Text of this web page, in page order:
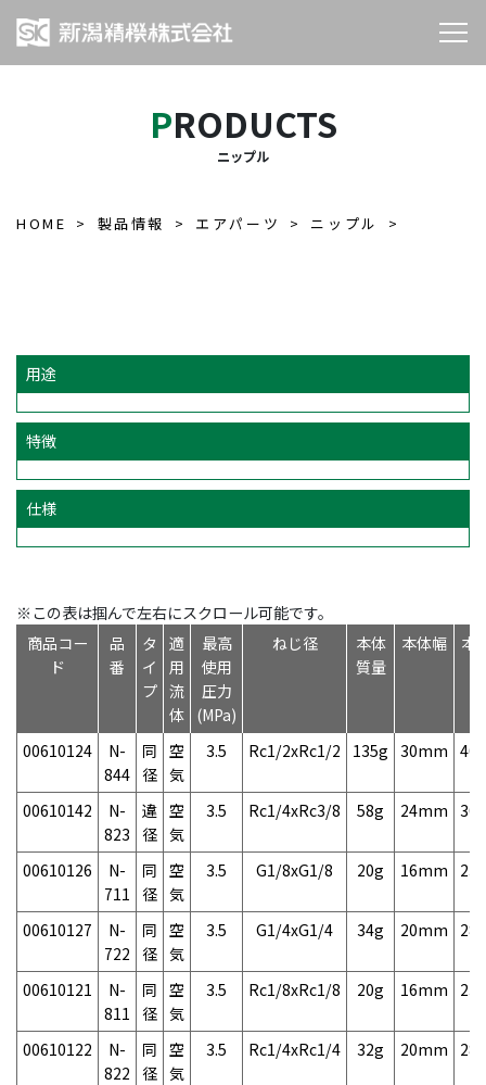
PRODUCTS
ニップル
HOME 製品情報 エアパーツ ニップル
用途
特徴
仕様
※この表は掴んで左右にスクロール可能です。
商品コー
ド
品
番
タ
イ
プ
適
用
流
体
最高
使用
圧力
(MPa)
ねじ径
本体
質量
本体幅
本
00610124
N-
844
同
径
空
気
3.5 Rc1/2xRc1/2 135g 30mm
00610142
N-
823
違
径
空
気
3.5 Rc1/4xRc3/8 58g 24mm
00610126
N-
711
同
径
空
気
3.5 G1/8xG1/8 20g 16mm
00610127
N-
722
同
径
空
気
3.5 G1/4xG1/4 34g 20mm
00610121
N-
811
同
径
空
気
3.5 Rc1/8xRc1/8 20g 16mm
00610122
N-
822
同
径
空
気
3.5 Rc1/4xRc1/4 32g 20mm